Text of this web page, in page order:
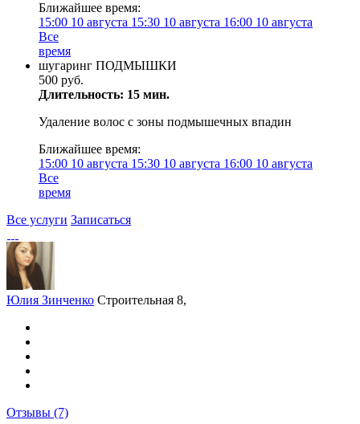
Ближайшее время:
15:00 10 августа 15:30 10 августа 16:00 10 августа
Все
время
шугаринг ПОДМЫШКИ
500 руб.
Длительность: 15 мин.
Удаление волос с зоны подмышечных впадин
Ближайшее время:
15:00 10 августа 15:30 10 августа 16:00 10 августа
Все
время
Все услуги Записаться
Юлия Зинченко Строительная 8,
Отзывы (7)